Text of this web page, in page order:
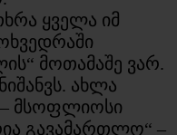
ყველა იმ
მოთამაშე ვარ.
ახლა
– მსოფლიოსი
გავამართლო“ –